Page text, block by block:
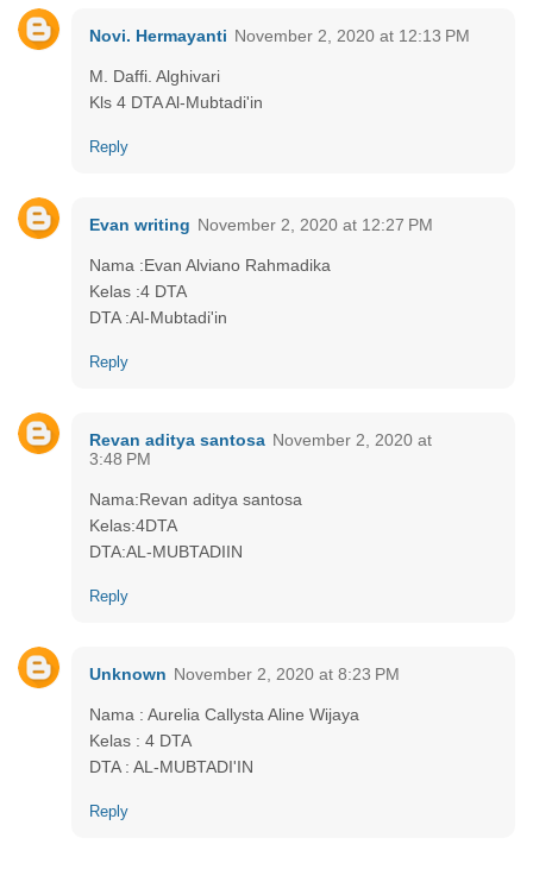
Novi. Hermayanti November 2, 2020 at 12:13 PM
M. Daffi. Alghivari
Kls 4 DTA Al-Mubtadi'in
Reply
Evan writing November 2, 2020 at 12:27 PM
Nama :Evan Alviano Rahmadika
Kelas :4 DTA
DTA :Al-Mubtadi'in
Reply
Revan aditya santosa November 2, 2020 at
3:48 PM
Nama:Revan aditya santosa
Kelas:4DTA
DTA:AL-MUBTADIIN
Reply
Unknown November 2, 2020 at 8:23 PM
Nama : Aurelia Callysta Aline Wijaya
Kelas : 4 DTA
DTA : AL-MUBTADI'IN
Reply